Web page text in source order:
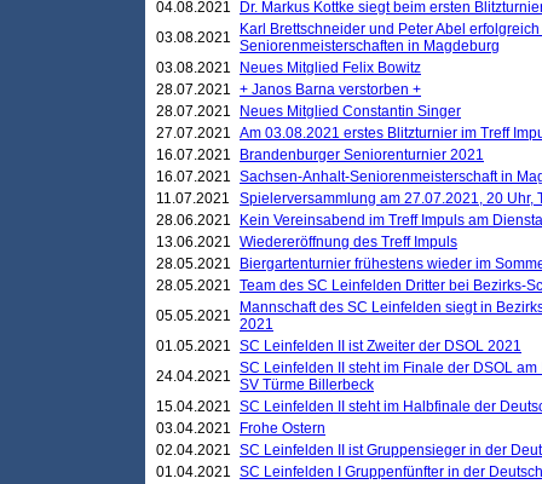
04.08.2021
Dr. Markus Kottke siegt beim ersten
03.08.2021
Karl Brettschneider und Peter Abel
Seniorenmeisterschaften in Magdeburg
03.08.2021
Neues Mitglied Felix Bowitz
28.07.2021 + Janos Barna verstorben +
28.07.2021
Neues Mitglied Constantin Singer
27.07.2021 Am 03.08.2021 erstes Blitzturnier im Treff
16.07.2021
Brandenburger Seniorenturnier 2021
16.07.2021 Sachsen-Anhalt-Seniorenmeisterschaft in
11.07.2021
Spielerversammlung am 27.07.2021, 20 Uhr,
28.06.2021
Kein Vereinsabend im Treff Impuls am
13.06.2021 Wiedereröffnung des Treff Impuls
28.05.2021
Biergartenturnier frühestens wieder im
28.05.2021 Team des SC Leinfelden Dritter bei Bezirks-
05.05.2021
Mannschaft des SC Leinfelden siegt in
2021
01.05.2021 SC Leinfelden II ist Zweiter der DSOL 2021
24.04.2021 SC Leinfelden II steht im Finale der DSOL
SV Türme Billerbeck
15.04.2021 SC Leinfelden II steht im Halbfinale der
03.04.2021
Frohe Ostern
02.04.2021 SC Leinfelden II ist Gruppensieger in der
01.04.2021 SC Leinfelden I Gruppenfünfter in der